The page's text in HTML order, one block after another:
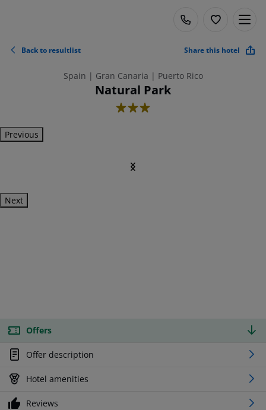
Back to resultlist Share this hotel
Spain | Gran Canaria | Puerto Rico
Natural Park
3
Previous
Next
Offers
Offer description
Hotel amenities
Reviews